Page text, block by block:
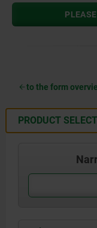
to the form
PRODUCT